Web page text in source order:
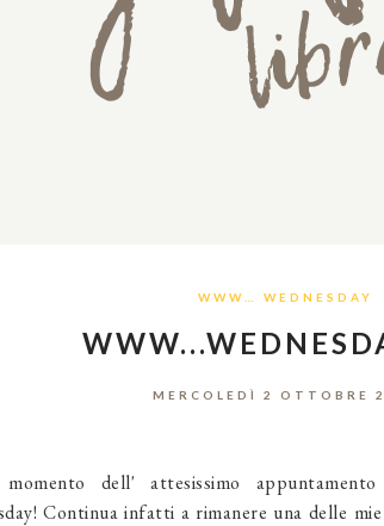
WWW… WEDNESDAY
MERCOLEDÌ 2 OTTOBRE
dell' attesissimo
Continua infatti a rimanere una delle